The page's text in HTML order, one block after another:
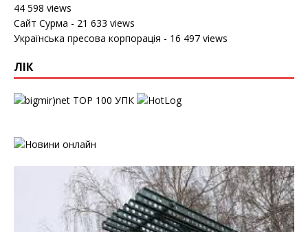
44 598 views
Сайт Сурма - 21 633 views
Українська пресова корпорація - 16 497 views
ЛІК
УПК